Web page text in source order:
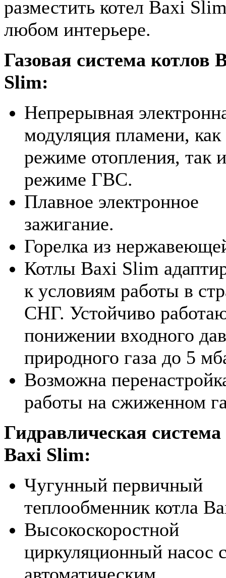
разместить котел Baxi
любом интерьере.
Газовая система котлов
Slim:
Непрерывная
модуляция пламени, как
режиме отопления, так
режиме ГВС.
Плавное электронное
зажигание.
Горелка из
Котлы Baxi Slim
к условиям работы в
СНГ. Устойчиво
понижении входного
природного газа до 5
Возможна
работы на сжиженном
Гидравлическая система
Baxi Slim:
Чугунный первичный
теплообменник котла
Высокоскоростной
циркуляционный насос